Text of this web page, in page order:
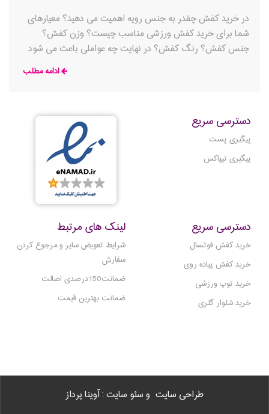
در خرید کفش چقدر به جنس رویه اهمیت می دهید؟ معیارهای
شما برای خرید کفش ورزشی مناسب چیست؟ وزن کفش؟
جنس کفش؟ رنگ کفش؟ در نهایت چه عواملی باعث می شود
ادامه مطلب
دسترسی سریع
پیگیری پست
پیگیری تیپاکس
لینک های مرتبط
شرایط تعویض سایز و مرجوع کردن
سفارش
ضمانت150درصدی اصالت
ضمانت بهترین قیمت
دسترسی سریع
خرید کفش فوتسال
خرید کفش پیاده روی
خرید توپ ورزشی
خرید شلوار گلری
طراحی سایت و سئو سایت : آوینا پرداز